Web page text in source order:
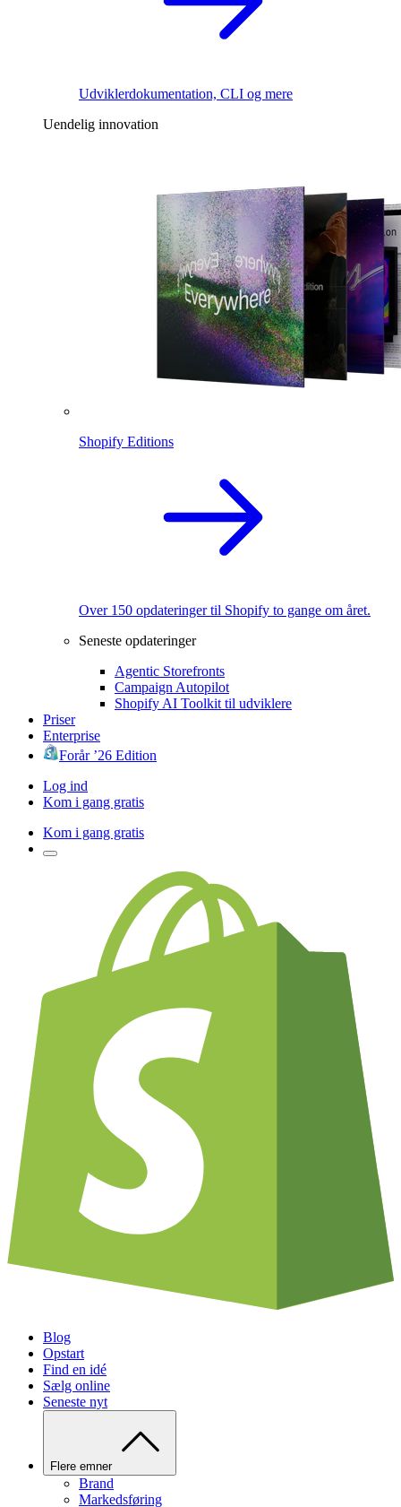
Udviklerdokumentation, CLI og mere
Uendelig innovation
Shopify Editions
Over 150 opdateringer til Shopify to gange om året.
Seneste opdateringer
Agentic Storefronts
Campaign Autopilot
Shopify AI Toolkit til udviklere
Priser
Enterprise
Forår ’26 Edition
Log ind
Kom i gang gratis
Kom i gang gratis
Blog
Opstart
Find en idé
Sælg online
Seneste nyt
Flere emner
Brand
Markedsføring